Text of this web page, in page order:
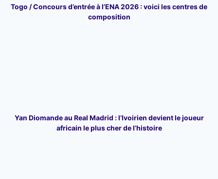
Togo / Concours d’entrée à l’ENA 2026 : voici les centres de
composition
Yan Diomande au Real Madrid : l’Ivoirien devient le joueur
africain le plus cher de l’histoire